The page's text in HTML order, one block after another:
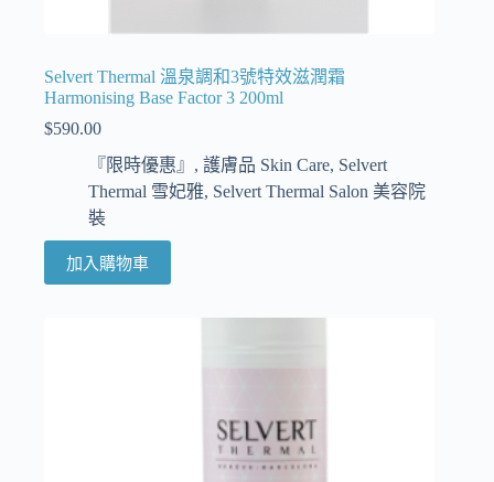
Selvert Thermal 溫泉調和3號特效滋潤霜
Harmonising Base Factor 3 200ml
$590.00
『限時優惠』 , 護膚品 Skin Care, Selvert
Thermal 雪妃雅, Selvert Thermal Salon 美容院
裝
加入購物車